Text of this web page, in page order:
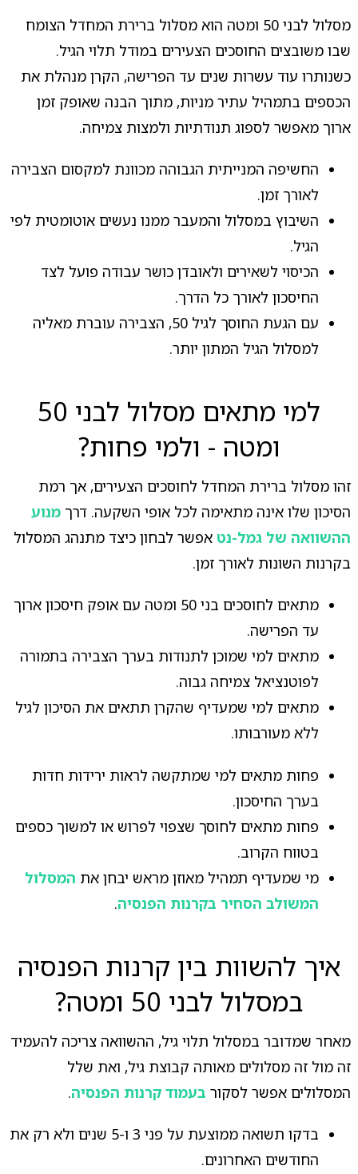
מסלול לבני 50 ומטה הוא מסלול ברירת המחדל הצומח
שבו משובצים החוסכים הצעירים במודל תלוי הגיל.
כשנותרו עוד עשרות שנים עד הפרישה, הקרן מנהלת את
הכספים בתמהיל עתיר מניות, מתוך הבנה שאופק זמן
ארוך מאפשר לספוג תנודתיות ולמצות צמיחה.
החשיפה המנייתית הגבוהה מכוונת למקסום הצבירה
לאורך זמן.
השיבוץ במסלול והמעבר ממנו נעשים אוטומטית לפי
הגיל.
הכיסוי לשאירים ולאובדן כושר עבודה פועל לצד
החיסכון לאורך כל הדרך.
עם הגעת החוסך לגיל 50, הצבירה עוברת מאליה
למסלול הגיל המתון יותר.
למי מתאים מסלול לבני 50
ומטה - ולמי פחות?
זהו מסלול ברירת המחדל לחוסכים הצעירים, אך רמת
הסיכון שלו אינה מתאימה לכל אופי השקעה. דרך מנוע
ההשוואה של גמל-נט אפשר לבחון כיצד מתנהג המסלול
בקרנות השונות לאורך זמן.
מתאים לחוסכים בני 50 ומטה עם אופק חיסכון ארוך
עד הפרישה.
מתאים למי שמוכן לתנודות בערך הצבירה בתמורה
לפוטנציאל צמיחה גבוה.
מתאים למי שמעדיף שהקרן תתאים את הסיכון לגיל
ללא מעורבותו.
פחות מתאים למי שמתקשה לראות ירידות חדות
בערך החיסכון.
פחות מתאים לחוסך שצפוי לפרוש או למשוך כספים
בטווח הקרוב.
מי שמעדיף תמהיל מאוזן מראש יבחן את המסלול
המשולב הסחיר בקרנות הפנסיה.
איך להשוות בין קרנות הפנסיה
במסלול לבני 50 ומטה?
מאחר שמדובר במסלול תלוי גיל, ההשוואה צריכה להעמיד
זה מול זה מסלולים מאותה קבוצת גיל, ואת שלל
המסלולים אפשר לסקור בעמוד קרנות הפנסיה.
בדקו תשואה ממוצעת על פני 3 ו-5 שנים ולא רק את
החודשים האחרונים.